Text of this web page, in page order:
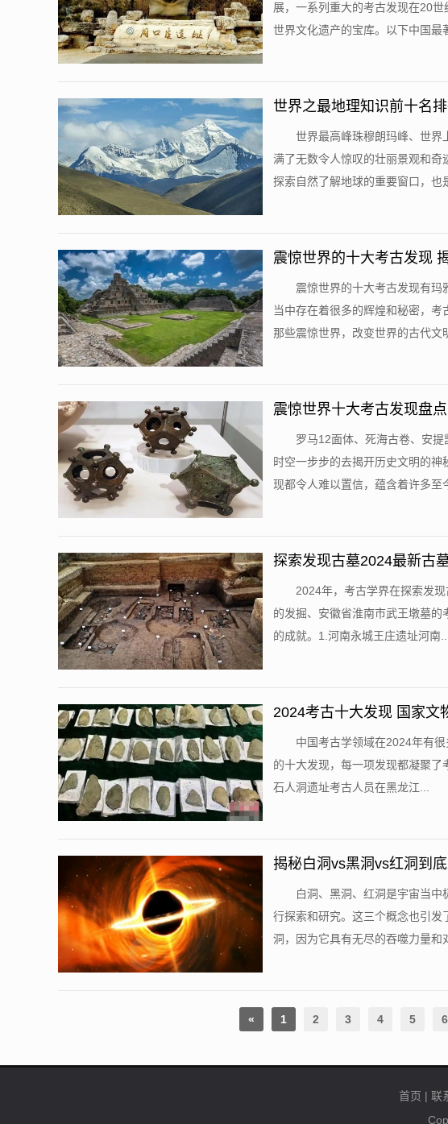
展，一系列重大的考古发现在20
世界文化遗产的宝库。以下中国最
世界之最地理知识前十名
世界最高峰珠穆朗玛峰、世界
满了无数令人惊叹的壮丽景观和
探索自然了解地球的重要窗口，也
震惊世界的十大考古发现
震惊世界的十大考古发现有
当中存在着很多的辉煌和秘密，
那些震惊世界，改变世界的古代文
震惊世界十大考古发现盘
罗马12面体、死海古卷、安
时空一步步的去揭开历史文明的
现都令人难以置信，蕴含着许多至
探索发现古墓2024最新古
2024年，考古学界在探索发
的发掘、安徽省淮南市武王墩墓
的成就。1.河南永城王庄遗址河南...
2024考古十大发现 国家文
中国考古学领域在2024年有
的十大发现，每一项发现都凝聚
石人洞遗址考古人员在黑龙江...
揭秘白洞vs黑洞vs红洞到
白洞、黑洞、红洞是宇宙当
行探索和研究。这三个概念也引
洞，因为它具有无尽的吞噬力量和
« 1 2 3 4 5 6
首页 | 联